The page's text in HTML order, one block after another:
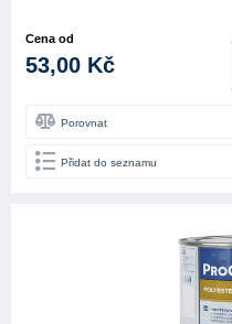
Cena od
53,00 Kč
Porovnat
Přidat do seznamu